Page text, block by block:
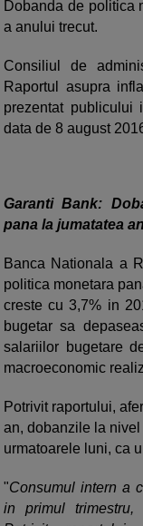
Dobanda de politica
a anului trecut.
Consiliul de
Raportul asupra
prezentat publicului
data de 8 august
Garanti Bank:
pana la jumatatea
Banca Nationala a
politica monetara
creste cu 3,7% in
bugetar sa
salariilor bugetare
macroeconomic
Potrivit raportului,
an, dobanzile la
urmatoarele luni, ca
"Consumul intern a
in primul trimestru,